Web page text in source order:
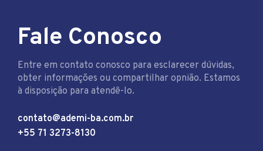
Fale Conosco
Entre em contato conosco para esclarecer dúvidas,
obter informações ou compartilhar opnião. Estamos
à disposição para atendê-lo.
contato@ademi-ba.com.br
+55 71 3273-8130